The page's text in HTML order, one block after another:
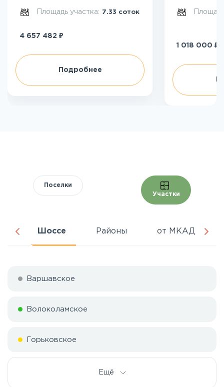
Площадь участка: 7.33 соток
4 657 482 ₽
Подробнее
1 018 000 ₽
Поселки
Участки
Шоссе Районы от МКАД
Варшавское
Волоколамское
Горьковское
Ещё